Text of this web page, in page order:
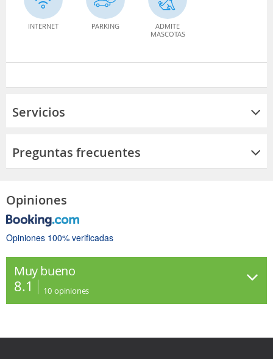
INTERNET PARKING
ADMITE
MASCOTAS
Servicios
Preguntas frecuentes
Opiniones
Opiniones 100% verificadas
Muy bueno
8.1 10 opiniones